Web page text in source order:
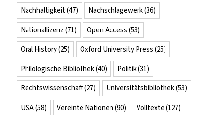
Nachhaltigkeit(47) Nachschlagewerk(36)
Nationallizenz (71) Open Access (53)
Oral History(25) Oxford University Press (25)
Philologische Bibliothek(40) Politik(31)
Rechtswissenschaft(27) Universitätsbibliothek(53)
USA(58) Vereinte Nationen (90) Volltexte (127)